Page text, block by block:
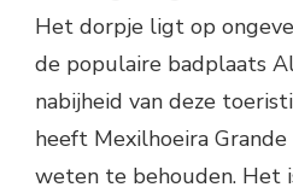
Het dorpje ligt op
de populaire badplaats
nabijheid van deze
heeft Mexilhoeira
weten te behouden. Het